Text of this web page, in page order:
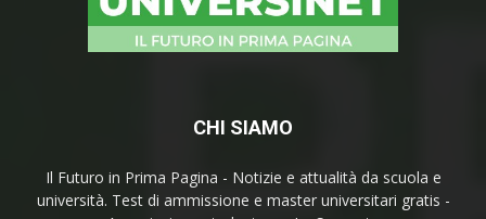
CHI SIAMO
Il Futuro in Prima Pagina - Notizie e attualità da scuola e
università. Test di ammissione e master universitari gratis -